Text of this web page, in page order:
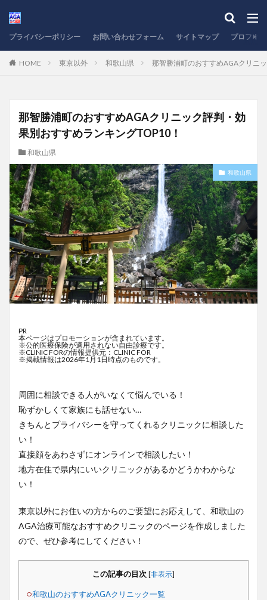
プライバシーポリシー お問い合わせフォーム サイトマップ プロフィ
HOME 東京以外 和歌山県 那智勝浦町のおすすめAGAクリニ
那智勝浦町のおすすめAGAクリニック評判・効
果別おすすめランキングTOP10！
和歌山県
和歌山県
PR
本ページはプロモーションが含まれています。
※公的医療保険が適用されない自由診療です。
※CLINIC FORの情報提供元：CLINIC FOR
※掲載情報は2026年1月1日時点のものです。
周囲に相談できる人がいなくて悩んでいる！
恥ずかしくて家族にも話せない…
きちんとプライバシーを守ってくれるクリニックに相談した
い！
直接顔をあわさずにオンラインで相談したい！
地方在住で県内にいいクリニックがあるかどうかわからな
い！
東京以外にお住いの方からのご要望にお応えして、和歌山の
AGA治療可能なおすすめクリニックのページを作成しました
ので、ぜひ参考にしてください！
この記事の目次 [非表示]
和歌山のおすすめAGAクリニック一覧